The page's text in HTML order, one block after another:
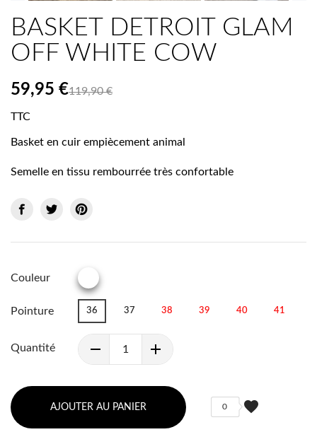
BASKET DETROIT GLAM
OFF WHITE COW
59,95 €119,90 €
TTC
Basket en cuir empiècement animal
Semelle en tissu rembourrée très confortable
Couleur IMPRIME
Pointure 36 37 38 39 40 41
Quantité
AJOUTER AU PANIER favorite
0